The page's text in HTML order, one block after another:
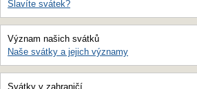
Slavíte svátek?
Význam našich svátků
Naše svátky a jejich významy
Svátky v zahraničí